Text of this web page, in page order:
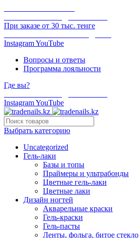
При заказе от 30 тыс. тенге
InstagramYouTube
Вопросы и ответы
Программа лояльности
Где вы?
InstagramYouTube
Выбрать категорию
Uncategorized
Гель-лаки
Базы и топы
Праймеры и ультрабонды
Цветные гель-лаки
Цветные лаки
Дизайн ногтей
Акварельные краски
Гель-краски
Гель-пасты
Ленты, фольга, битое стекло